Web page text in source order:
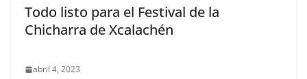
Todo listo para el Festival de la
Chicharra de Xcalachén
abril 4, 2023